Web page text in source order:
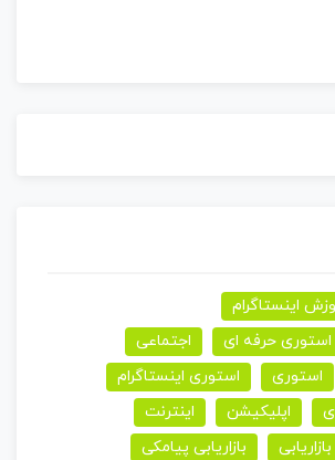
اینستاگرام
حرفه ای
اجتماعی
استوری
استوری اینستاگرام
اپلیکیشن
اینترنت
بازاریابی
بازاریابی پیامکی